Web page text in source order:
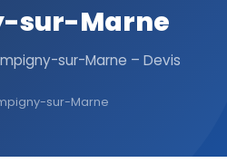
sur-Marne
sur-Marne – Devis
sur-Marne